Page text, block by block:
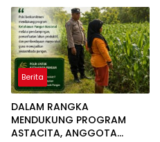
Berita
DALAM RANGKA
MENDUKUNG PROGRAM
ASTACITA, ANGGOTA